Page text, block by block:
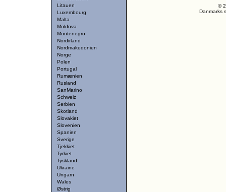
Litauen
Luxembourg
Malta
Moldova
Montenegro
Nordirland
Nordmakedonien
Norge
Polen
Portugal
Rumænien
Rusland
SanMarino
Schweiz
Serbien
Skotland
Slovakiet
Slovenien
Spanien
Sverige
Tjekkiet
Tyrkiet
Tyskland
Ukraine
Ungarn
Wales
Østrig
©
Danmarks